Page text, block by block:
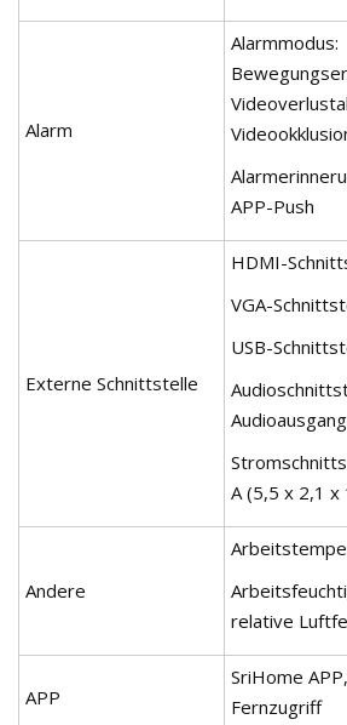
Alarm
Alarmmodus:
APP-Push
Externe Schnittstelle
HDMI-
VGA-
USB-
Audioausgang
A (5,5 x 2,1 x
Andere
relative
APP
SriHome
Fernzugriff